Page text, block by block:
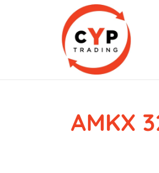
CYP Trading
AMKX